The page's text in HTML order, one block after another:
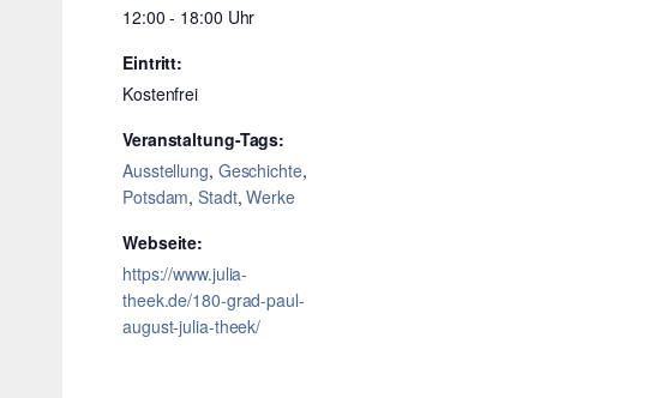
12:00 - 18:00
Eintritt:
Kostenfrei
Veranstaltung-Tags:
Ausstellung, Geschichte,
Potsdam,Stadt,Werke
Webseite:
https://www.julia-
theek.de/180-grad-paul-
august-julia-theek/